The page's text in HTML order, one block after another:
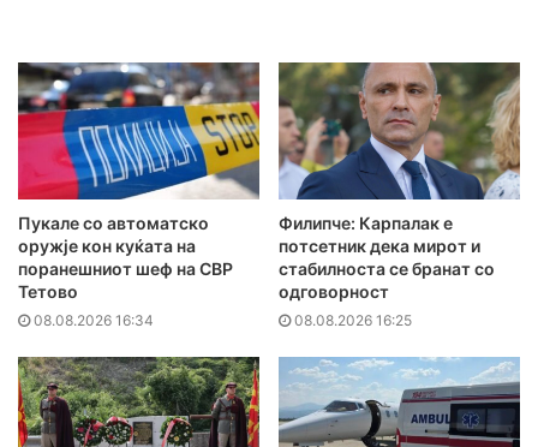
Пукале со автоматско
оружје кон куќата на
поранешниот шеф на СВР
Тетово
08.08.2026 16:34
Филипче: Карпалак е
потсетник дека мирот и
стабилноста се бранат со
одговорност
08.08.2026 16:25